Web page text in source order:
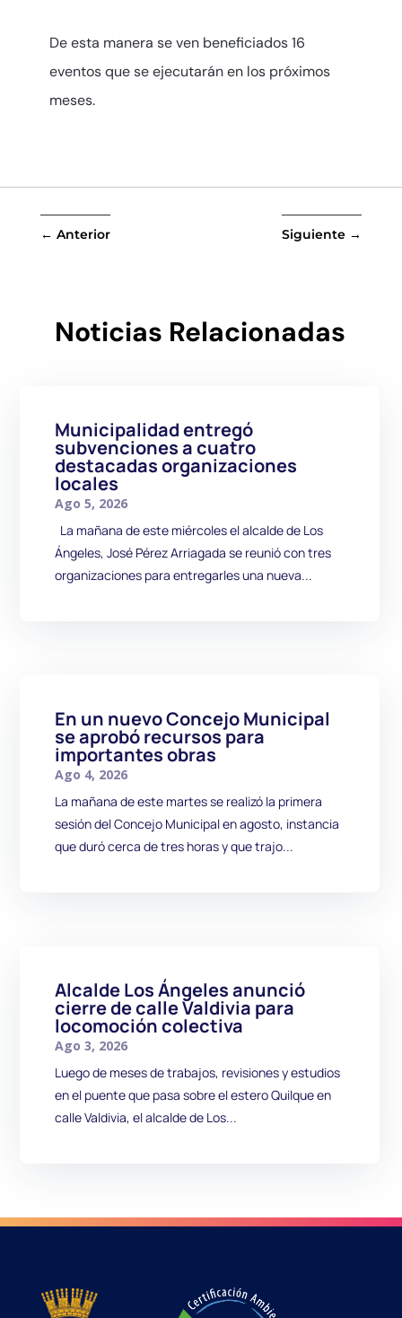
De esta manera se ven beneficiados 16
eventos que se ejecutarán en los próximos
meses.
← Anterior Siguiente →
Noticias Relacionadas
Municipalidad entregó
subvenciones a cuatro
destacadas organizaciones
locales
Ago 5, 2026
La mañana de este miércoles el alcalde de Los
Ángeles, José Pérez Arriagada se reunió con tres
organizaciones para entregarles una nueva...
En un nuevo Concejo Municipal
se aprobó recursos para
importantes obras
Ago 4, 2026
La mañana de este martes se realizó la primera
sesión del Concejo Municipal en agosto, instancia
que duró cerca de tres horas y que trajo...
Alcalde Los Ángeles anunció
cierre de calle Valdivia para
locomoción colectiva
Ago 3, 2026
Luego de meses de trabajos, revisiones y estudios
en el puente que pasa sobre el estero Quilque en
calle Valdivia, el alcalde de Los...